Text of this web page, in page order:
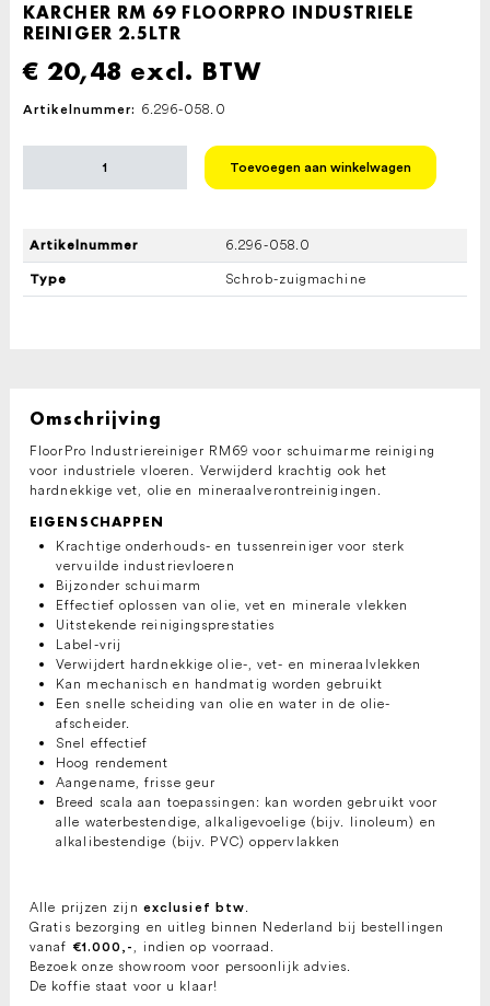
KARCHER RM 69 FLOORPRO INDUSTRIELE
REINIGER 2.5LTR
€ 20,48 excl. BTW
Artikelnummer: 6.296-058.0
69
REINIGER
2.5LTR
aantal
Toevoegen aan winkelwagen
Artikelnummer 6.296-058.0
Type Schrob-zuigmachine
Omschrijving
FloorPro Industriereiniger RM69 voor schuimarme reiniging
voor industriele vloeren. Verwijderd krachtig ook het
hardnekkige vet, olie en mineraalverontreinigingen.
EIGENSCHAPPEN
Krachtige onderhouds- en tussenreiniger voor sterk
vervuilde industrievloeren
Bijzonder schuimarm
Effectief oplossen van olie, vet en minerale vlekken
Uitstekende reinigingsprestaties
Label-vrij
Verwijdert hardnekkige olie-, vet- en mineraalvlekken
Kan mechanisch en handmatig worden gebruikt
Een snelle scheiding van olie en water in de olie-
afscheider.
Snel effectief
Hoog rendement
Aangename, frisse geur
Breed scala aan toepassingen: kan worden gebruikt voor
alle waterbestendige, alkaligevoelige (bijv. linoleum) en
alkalibestendige (bijv. PVC) oppervlakken
Alle prijzen zijn exclusief btw.
Gratis bezorging en uitleg binnen Nederland bij bestellingen
vanaf €1.000,- , indien op voorraad.
Bezoek onze showroom voor persoonlijk advies.
De koffie staat voor u klaar!